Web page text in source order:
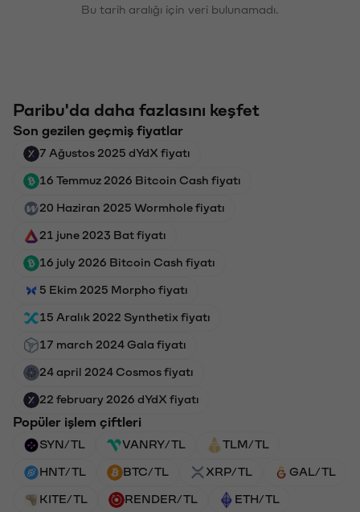
Bu tarih aralığı için veri bulunamadı.
Paribu'da daha fazlasını keşfet
Son gezilen geçmiş fiyatlar
7 Ağustos 2025 dYdX fiyatı
16 Temmuz 2026 Bitcoin Cash fiyatı
20 Haziran 2025 Wormhole fiyatı
21 june 2023 Bat fiyatı
16 july 2026 Bitcoin Cash fiyatı
5 Ekim 2025 Morpho fiyatı
15 Aralık 2022 Synthetix fiyatı
17 march 2024 Gala fiyatı
24 april 2024 Cosmos fiyatı
22 february 2026 dYdX fiyatı
Popüler işlem çiftleri
SYN/TL VANRY/TL TLM/TL
HNT/TL BTC/TL XRP/TL GAL/TL
KITE/TL RENDER/TL ETH/TL